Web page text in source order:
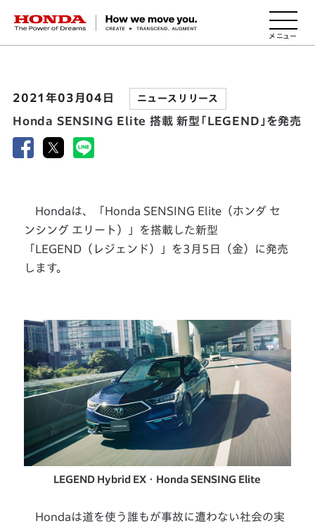
HONDA The Power of Dreams
2021年03月04日 ニュースリリース
Honda SENSING Elite 搭載 新型「LEGEND」を発売
Hondaは、「Honda SENSING Elite（ホンダ セ
ンシング エリート）」を搭載した新型
「LEGEND（レジェンド）」を3月5日（金）に発売
します。
LEGEND Hybrid EX・Honda SENSING Elite
Hondaは道を使う誰もが事故に遭わない社会の実